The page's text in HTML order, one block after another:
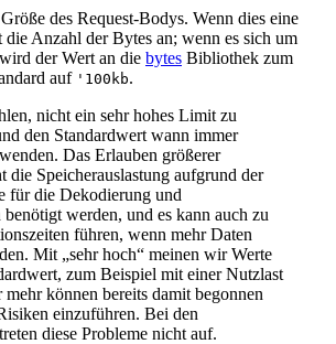
des Request-Bodys. Wenn dies eine
Anzahl der Bytes an; wenn es sich um
der Wert an die bytes Bibliothek zum
auf '100kb.
nicht ein sehr hohes Limit zu
den Standardwert wann immer
Das Erlauben größerer
die Speicherauslastung aufgrund der
für die Dekodierung und
werden, und es kann auch zu
führen, wenn mehr Daten
Mit „sehr hoch“ meinen wir Werte
zum Beispiel mit einer Nutzlast
können bereits damit begonnen
einzuführen. Bei den
diese Probleme nicht auf.